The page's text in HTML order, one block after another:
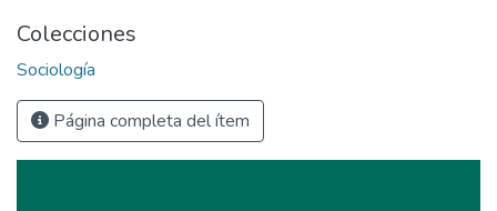
Colecciones
Sociología
Página completa del ítem